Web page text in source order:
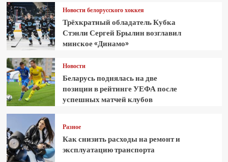
Новости белорусского хоккея
Трёхкратный обладатель Кубка
Стэнли Сергей Брылин возглавил
минское «Динамо»
Новости
Беларусь поднялась на две
позиции в рейтинге УЕФА после
успешных матчей клубов
Разное
Как снизить расходы на ремонт и
эксплуатацию транспорта